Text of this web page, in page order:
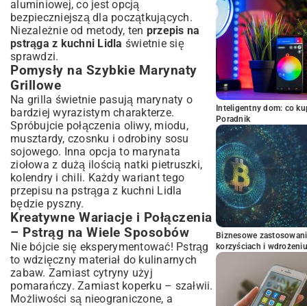
aluminiowej, co jest opcją
bezpieczniejszą dla początkujących.
Niezależnie od metody, ten przepis na
pstrąga z kuchni Lidla świetnie się
sprawdzi.
Pomysły na Szybkie Marynaty
Grillowe
Na grilla świetnie pasują marynaty o
bardziej wyrazistym charakterze.
Spróbujcie połączenia oliwy, miodu,
musztardy, czosnku i odrobiny sosu
sojowego. Inna opcja to marynata
ziołowa z dużą ilością natki pietruszki,
kolendry i chili. Każdy wariant tego
przepisu na pstrąga z kuchni Lidla
będzie pyszny.
Kreatywne Wariacje i Połączenia
– Pstrąg na Wiele Sposobów
Nie bójcie się eksperymentować! Pstrąg
to wdzięczny materiał do kulinarnych
zabaw. Zamiast cytryny użyj
pomarańczy. Zamiast koperku – szałwii.
Możliwości są nieograniczone, a
Inteligentny dom: co
Poradnik
Biznesowe
korzyściach i wdrożeniu